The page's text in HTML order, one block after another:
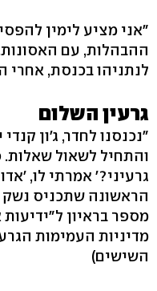
"אני מציע לימין
ההבהלות, עם
לנתניהו בכנסת, אחרי
גרעין השלום
"נכנסנו לחדר, ג'ון
והתחיל לשאול
גרעיני?' אמרתי לו,
הראשונה שתכניס נשק
מדיניות העמימות
השישים)